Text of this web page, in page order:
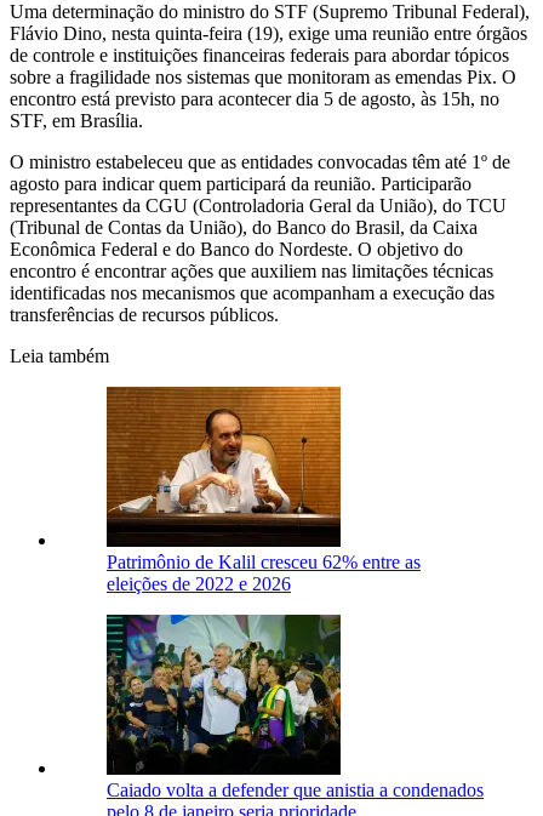
Uma determinação do ministro do STF (Supremo Tribunal Federal),
Flávio Dino, nesta quinta-feira (19), exige uma reunião entre órgãos
de controle e instituições financeiras federais para abordar tópicos
sobre a fragilidade nos sistemas que monitoram as emendas Pix. O
encontro está previsto para acontecer dia 5 de agosto, às 15h, no
STF, em Brasília.
O ministro estabeleceu que as entidades convocadas têm até 1º de
agosto para indicar quem participará da reunião. Participarão
representantes da CGU (Controladoria Geral da União), do TCU
(Tribunal de Contas da União), do Banco do Brasil, da Caixa
Econômica Federal e do Banco do Nordeste. O objetivo do
encontro é encontrar ações que auxiliem nas limitações técnicas
identificadas nos mecanismos que acompanham a execução das
transferências de recursos públicos.
Leia também
Patrimônio de Kalil cresceu 62% entre as
eleições de 2022 e 2026
Caiado volta a defender que anistia a condenados